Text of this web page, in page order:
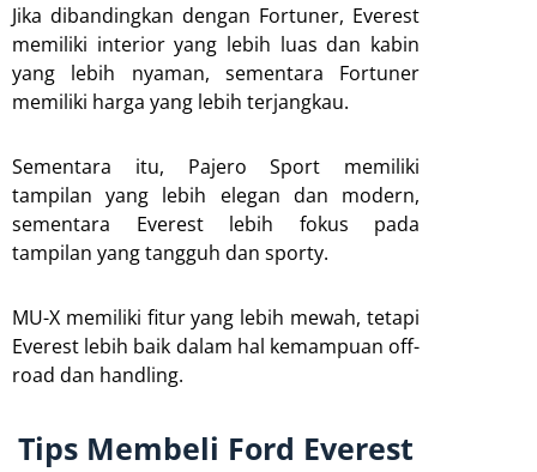
Jika dibandingkan dengan Fortuner, Everest
memiliki interior yang lebih luas dan kabin
yang lebih nyaman, sementara Fortuner
memiliki harga yang lebih terjangkau.
Sementara itu, Pajero Sport memiliki
tampilan yang lebih elegan dan modern,
sementara Everest lebih fokus pada
tampilan yang tangguh dan sporty.
MU-X memiliki fitur yang lebih mewah, tetapi
Everest lebih baik dalam hal kemampuan off-
road dan handling.
Tips Membeli Ford Everest